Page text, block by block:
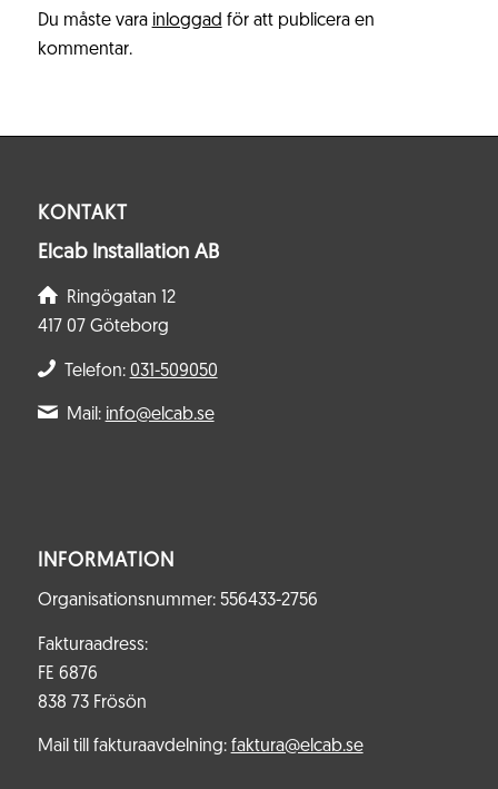
Du måste vara inloggad för att publicera en
kommentar.
KONTAKT
Elcab Installation AB
Ringögatan 12
417 07 Göteborg
Telefon: 031-509050
Mail: info@elcab.se
INFORMATION
Organisationsnummer: 556433-2756
Fakturaadress:
FE 6876
838 73 Frösön
Mail till fakturaavdelning: faktura@elcab.se